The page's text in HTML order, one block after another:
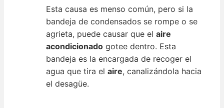
Esta causa es menso común, pero si la
bandeja de condensados se rompe o se
agrieta, puede causar que el aire
acondicionado gotee dentro. Esta
bandeja es la encargada de recoger el
agua que tira el aire, canalizándola hacia
el desagüe.